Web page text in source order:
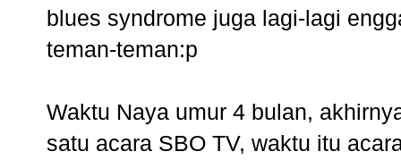
blues syndrome juga lagi-lagi
teman-teman:p
Waktu Naya umur 4 bulan,
satu acara SBO TV, waktu itu